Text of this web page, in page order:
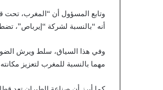
وتابع المسؤول أن “المغرب، تحت
أنه “بالنسبة لشركة “إيرباص”،
مهما بالنسبة للمغرب لتعزيز